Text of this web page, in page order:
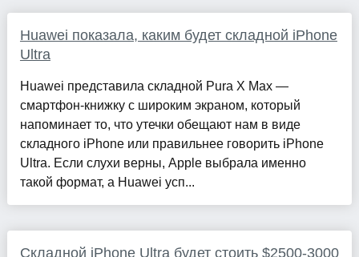
Huawei показала, каким будет складной iPhone
Ultra
Huawei представила складной Pura X Max —
смартфон-книжку с широким экраном, который
напоминает то, что утечки обещают нам в виде
складного iPhone или правильнее говорить iPhone
Ultra. Если слухи верны, Apple выбрала именно
такой формат, а Huawei усп...
Складной iPhone Ultra будет стоить $2500-3000